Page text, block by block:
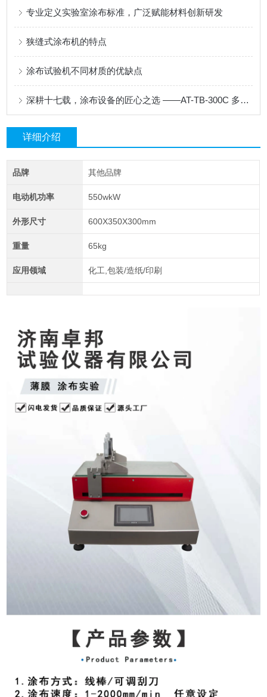
专业定义实验室涂布标准，广泛赋能材料创新研发
狭缝式涂布机的特点
涂布试验机不同材质的优缺点
深耕十七载，涂布设备的匠心之选 ——AT-TB-300C 多功能涂布试验机
详细介绍
品牌 其他品牌
电动机功率 550wkW
外形尺寸 600X350X300mm
重量 65kg
应用领域 化工,包装/造纸/印刷